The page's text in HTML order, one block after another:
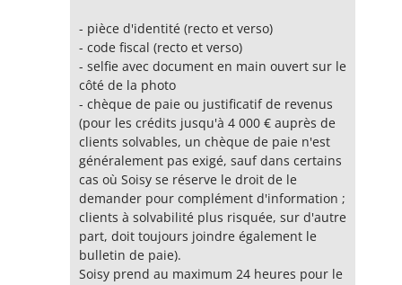
- pièce d'identité (recto et verso)
- code fiscal (recto et verso)
- selfie avec document en main ouvert sur le
côté de la photo
- chèque de paie ou justificatif de revenus
(pour les crédits jusqu'à 4 000 € auprès de
clients solvables, un chèque de paie n'est
généralement pas exigé, sauf dans certains
cas où Soisy se réserve le droit de le
demander pour complément d'information ;
clients à solvabilité plus risquée, sur d'autre
part, doit toujours joindre également le
bulletin de paie).
Soisy prend au maximum 24 heures pour le